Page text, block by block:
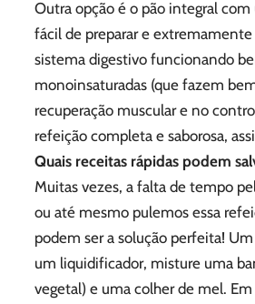
Outra opção é o pão integral
fácil de preparar e
sistema digestivo funcionando
monoinsaturadas (que fazem
recuperação muscular e no
refeição completa e saborosa,
Quais receitas rápidas podem
Muitas vezes, a falta de tempo
ou até mesmo pulemos essa
podem ser a solução perfeita!
um liquidificador, misture uma
vegetal) e uma colher de mel.